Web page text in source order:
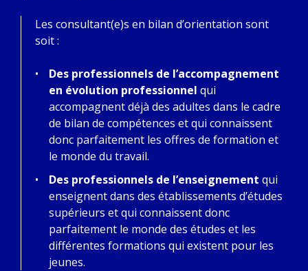
Les consultant(e)s en bilan d’orientation sont
soit :
Des professionnels de l’accompagnement
en évolution professionnel qui
accompagnent déjà des adultes dans le cadre
de bilan de compétences et qui connaissent
donc parfaitement les offres de formation et
le monde du travail.
Des professionnels de l’enseignement qui
enseignent dans des établissements d’études
supérieurs et qui connaissent donc
parfaitement le monde des études et les
différentes formations qui existent pour les
jeunes.